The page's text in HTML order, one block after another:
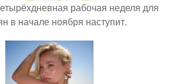
рабочая неделя для
в начале ноября наступит.